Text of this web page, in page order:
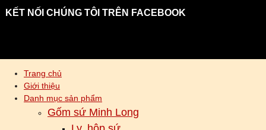
KẾT NỐI CHÚNG TÔI TRÊN FACEBOOK
Trang chủ
Giới thiệu
Danh mục sản phẩm
Gốm sứ Minh Long